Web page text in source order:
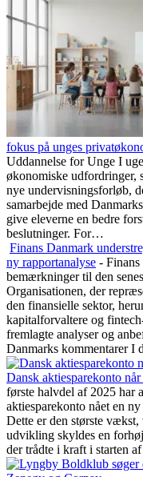
fokus på unges
Uddannelse for Unge I
økonomiske udfordringer,
nye undervisningsforløb,
samarbejde med
give eleverne en bedre
beslutninger. For…
Finans Danmark
ny rapportanalyse -
bemærkninger til den
Organisationen, der
den finansielle sektor,
kapitalforvaltere og
fremlagte analyser og
Danmarks kommentarer I
Dansk aktiesparekonto
første halvdel af 2025 har
aktiesparekonto nået en
Dette er den største
udvikling skyldes en
der trådte i kraft i starten